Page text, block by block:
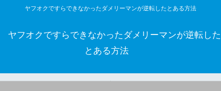
ヤフオクですらできなかったダメリーマンが逆転したとある方法
ヤフオクですらできなかったダメリーマンが逆転した
とある方法